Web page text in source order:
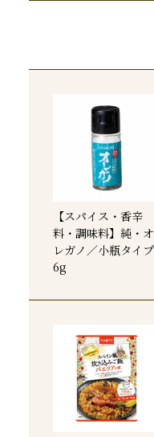
【スパイス・香辛
料・調味料】純・オ
レガノ／小瓶タイプ
6g